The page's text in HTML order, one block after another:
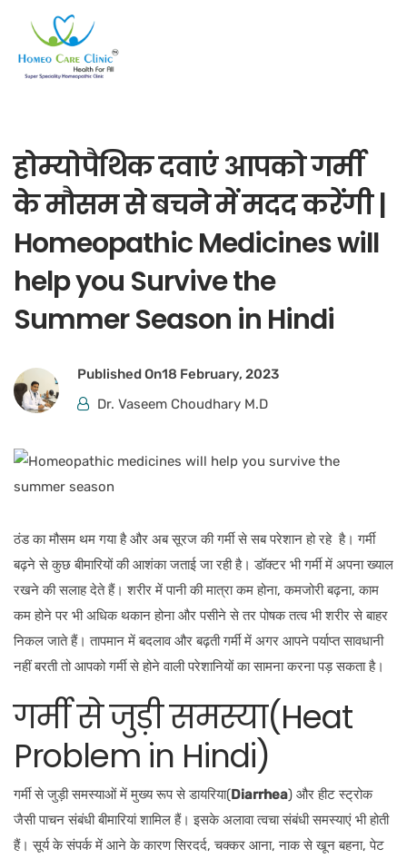
होम्योपैथिक दवाएं आपको गर्मी
के मौसम से बचने में मदद करेंगी |
Homeopathic Medicines will
help you Survive the
Summer Season in Hindi
Published On18 February, 2023
Dr. Vaseem Choudhary M.D
ठंड का मौसम थम गया है और अब सूरज की गर्मी से सब परेशान हो रहे है। गर्मी
बढ़ने से कुछ बीमारियों की आशंका जताई जा रही है। डॉक्टर भी गर्मी में अपना ख्याल
रखने की सलाह देते हैं। शरीर में पानी की मात्रा कम होना, कमजोरी बढ़ना, काम
कम होने पर भी अधिक थकान होना और पसीने से तर पोषक तत्व भी शरीर से बाहर
निकल जाते हैं। तापमान में बदलाव और बढ़ती गर्मी में अगर आपने पर्याप्त सावधानी
नहीं बरती तो आपको गर्मी से होने वाली परेशानियों का सामना करना पड़ सकता है।
गर्मी से जुड़ी समस्या(Heat
Problem in Hindi)
गर्मी से जुड़ी समस्याओं में मुख्य रूप से डायरिया(Diarrhea) और हीट स्ट्रोक
जैसी पाचन संबंधी बीमारियां शामिल हैं। इसके अलावा त्वचा संबंधी समस्याएं भी होती
हैं। सूर्य के संपर्क में आने के कारण सिरदर्द, चक्कर आना, नाक से खून बहना, पेट